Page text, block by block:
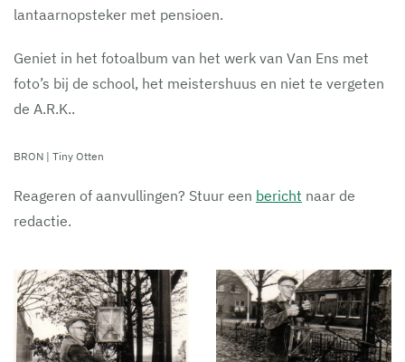
lantaarnopsteker met pensioen.
Geniet in het fotoalbum van het werk van Van Ens met
foto’s bij de school, het meistershuus en niet te vergeten
de A.R.K..
BRON | Tiny Otten
Reageren of aanvullingen? Stuur een bericht naar de
redactie.